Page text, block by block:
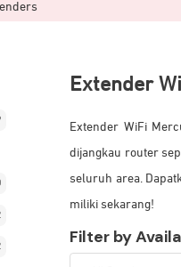
Extender
Extender WiFi
dijangkau router
seluruh area.
miliki sekarang!
Filter by